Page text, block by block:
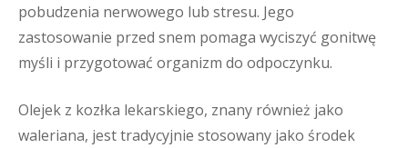
pobudzenia nerwowego lub stresu. Jego
zastosowanie przed snem pomaga wyciszyć gonitwę
myśli i przygotować organizm do odpoczynku.
Olejek z kozłka lekarskiego, znany również jako
waleriana, jest tradycyjnie stosowany jako środek